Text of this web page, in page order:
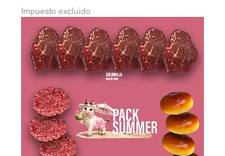
Impuesto excluido